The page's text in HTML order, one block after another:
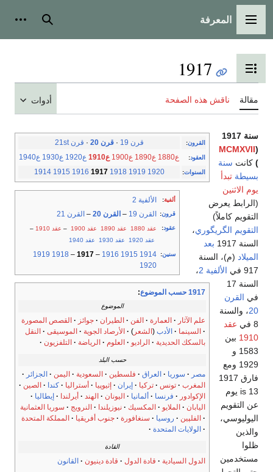
القائمة الرئيسية
المعرفة بحث
تبديل عرض جدول المحتويات
1917
مقالة ناقش هذه الصفحة أدوات
القرون: قرن 19 ·قرن 20 · قرن 21st
العقود: ع1880 ع1890 ع1900 ع1910 ع1920 ع1930 ع1940
السنوات:
1914 1915 1916 1917 1918 1919 1920
ألفية: الألفية 2
قرون: القرن 19 – القرن 20 – القرن 21
عقود: عقد 1880 عقد 1890 عقد 1900 – عقد 1910
–
عقد 1920
عقد 1930 عقد 1940
سنين:
1914
1915
1916
–
1917
–
1918
1919
1920
1917 حسب الموضوع :
الموضوع
علم الآثار العمارة الفن الطيران جوائز
القصص المصورة
السينما
الأدب (الشعر ) الأرصاد الجوية الموسيقى
النقل
بالسكك الحديدية
الراديو العلوم الرياضة التلفزيون
حسب البلد
مصر سوريا العراق فلسطين السعودية اليمن
الجزائر
المغرب
تونس تركيا إيران إثيوپيا أستراليا كندا
الصين
الإكوادور
فرنسا ألمانيا اليونان الهند أيرلندا
إيطاليا
اليابان
الملايو المكسيك نيوزيلندا النرويج
سوريا العثمانية
الفلپين
روسيا سنغافورة جنوب أفريقيا
المملكة المتحدة
الولايات المتحدة
القادة
الدول السيادية قادة الدول قادة دينيون القانون
سنة 1917
(
MCMXVII
) كانت سنة
بسيطة تبدأ
يوم الاثنين
(الرابط يعرض
التقويم كاملاً)
التقويم الگريگوري،
السنة 1917
بعد
الميلاد (م)، السنة
917 في
الألفية 2
،
السنة 17
في القرن
20، والسنة
8 في
عقد
1910 بين
1583 و
1929 ومع
فارق 1917
is 13 يوم
عن التقويم
اليوليوسي،
والذين
ظلوا
مستخدمين